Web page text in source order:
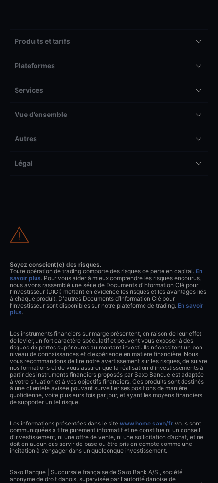
Produits et tarifs
Plateformes
Services
Vue d’ensemble
Autres
Légal
Soyez conscient(e) des risques.
Toute opération de trading comporte des risques de perte en capital. En
savoir plus. Pour vous aider à mieux comprendre les risques encourus,
nous avons rassemblé une série de Documents d’Information Clé pour
l’Investisseur (DICI) mettant en évidence les risques et les avantages liés
à chaque produit. D'autres Documents d’Information Clé pour
l’Investisseur sont disponibles sur notre plateforme de trading. En savoir
plus.
Les instruments financiers sur marge présentent, en raison de leur effet
de levier, un fort caractère spéculatif et peuvent vous exposer à des
risques de pertes supérieures au montant investi. Ils nécessitent un bon
niveau de connaissances et d'expérience en matière financière. Nous
vous recommandons de lire notre avertissement sur les risques, de suivre
nos formations et de vous assurer que la réalisation d'investissements à
partir des instruments financiers proposés par Saxo Banque est adaptée
à votre situation et à vos objectifs financiers. Ces produits sont destinés
à une clientèle avisée pouvant surveiller ses positions de manière
quotidienne, voire plusieurs fois par jour, et ayant les moyens financiers
de supporter un tel risque.
Les informations présentées dans le site www.home.saxo/fr vous sont
communiquées à titre purement informatif et ne constitue ni un conseil
d’investissement, ni une offre de vente, ni une sollicitation d’achat, et ne
doit en aucun cas servir de base ou être pris en compte comme une
incitation à s’engager dans un quelconque investissement.
Saxo Banque | Succursale française de Saxo Bank A/S., société
anonyme de droit danois, supervisée par l'autorité danoise de